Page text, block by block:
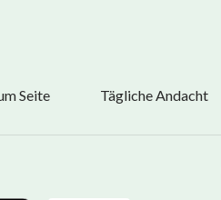
Seite Tägliche Andacht